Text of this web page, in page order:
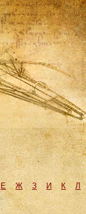
Е Ж З И К Л